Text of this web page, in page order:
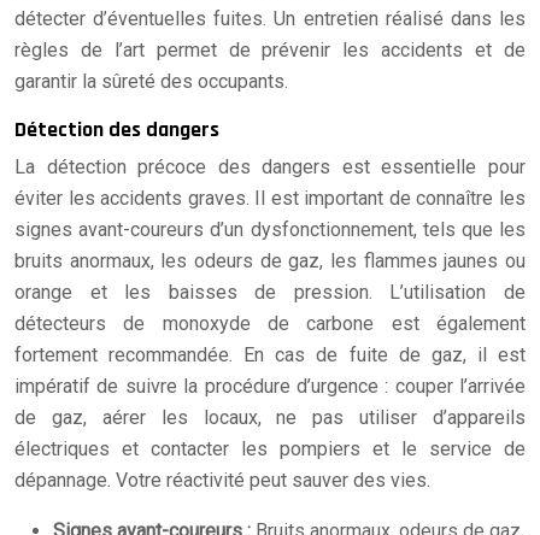
détecter d’éventuelles fuites. Un entretien réalisé dans les
règles de l’art permet de prévenir les accidents et de
garantir la sûreté des occupants.
Détection des dangers
La détection précoce des dangers est essentielle pour
éviter les accidents graves. Il est important de connaître les
signes avant-coureurs d’un dysfonctionnement, tels que les
bruits anormaux, les odeurs de gaz, les flammes jaunes ou
orange et les baisses de pression. L’utilisation de
détecteurs de monoxyde de carbone est également
fortement recommandée. En cas de fuite de gaz, il est
impératif de suivre la procédure d’urgence : couper l’arrivée
de gaz, aérer les locaux, ne pas utiliser d’appareils
électriques et contacter les pompiers et le service de
dépannage. Votre réactivité peut sauver des vies.